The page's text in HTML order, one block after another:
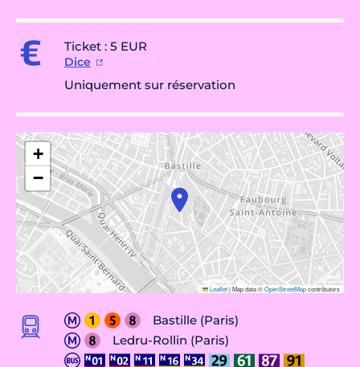
Ticket : 5 EUR
Dice
Uniquement sur réservation
+
−
Leaflet|Map data ©OpenStreetMapcontributors
Bastille (Paris)
Ledru-Rollin (Paris)